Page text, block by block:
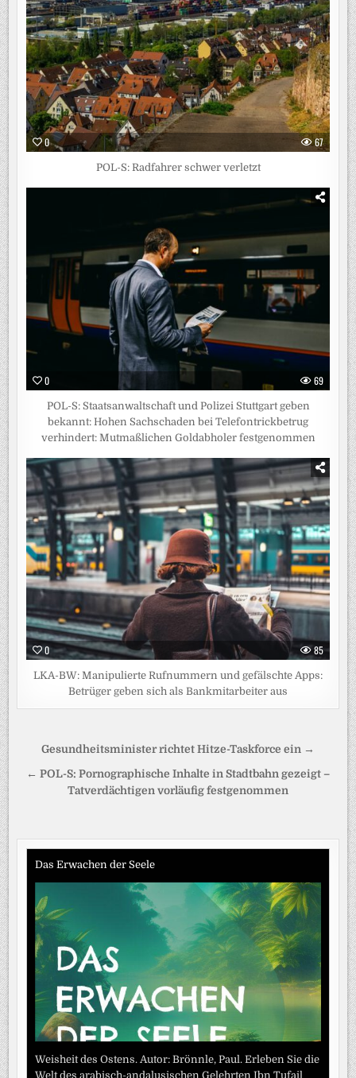
0 67
POL-S: Radfahrer schwer verletzt
0 69
POL-S: Staatsanwaltschaft und Polizei Stuttgart geben
bekannt: Hohen Sachschaden bei Telefontrickbetrug
verhindert: Mutmaßlichen Goldabholer festgenommen
0 85
LKA-BW: Manipulierte Rufnummern und gefälschte Apps:
Betrüger geben sich als Bankmitarbeiter aus
Beitragsnavigation
Gesundheitsminister richtet Hitze-Taskforce ein →
← POL-S: Pornographische Inhalte in Stadtbahn gezeigt –
Tatverdächtigen vorläufig festgenommen
Das Erwachen der Seele
Weisheit des Ostens. Autor: Brönnle, Paul. Erleben Sie die
Welt des arabisch-andalusischen Gelehrten Ibn Tufail